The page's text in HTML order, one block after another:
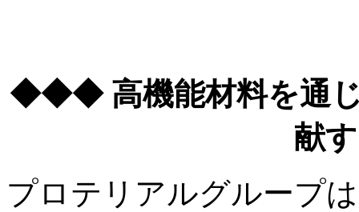
◆◆◆ 高機能材料を通じ
献
プロテリアルグループ